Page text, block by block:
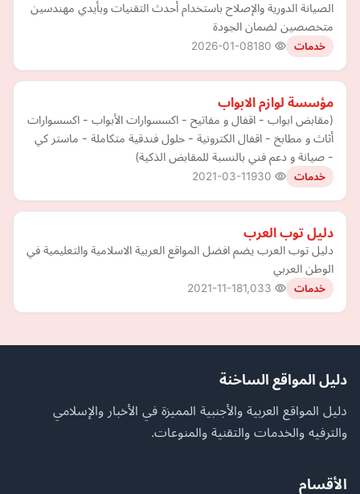
الصيانة الدورية والإصلاح باستخدام أحدث التقنيات وبأيدي مهندسين
متخصصين لضمان الجودة
خدمات 2026-01-08
مؤسسة لوازم الابواب
(مقابض ابواب - اقفال و مفاتيح - اكسسوارات الأبواب - اكسسوارات
أثاث و مطابخ - اقفال الكترونية - حلول فندقية متكاملة - ماستر كي
- صيانة و دعم فني بالنسبة للمقابض الذكية)
خدمات 2021-03-11
دليل توب العرب
دليل توب العرب يضم افضل المواقع العربية الاسلامية والتعليمية في
الوطن العربي
خدمات 2021-11-18
دليل المواقع الساخنة
دليل المواقع العربية والأجنبية المميزة في الأخبار والإسلامي
والترفيه والخدمات والتقنية والمنوعات.
الأقسام